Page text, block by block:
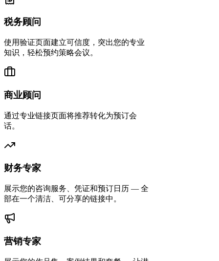
税务顾问
使用验证页面建立可信度，突出您的专业
知识，轻松预约策略会议。
商业顾问
通过专业链接页面将推荐转化为预订会
话。
财务专家
展示您的咨询服务、凭证和预订日历 — 全
部在一个清洁、可分享的链接中。
营销专家